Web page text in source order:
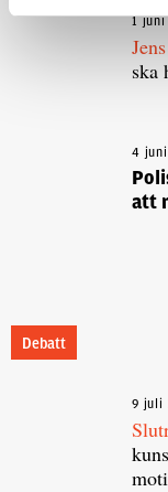
1
ska
4
att
Debatt
9 juli